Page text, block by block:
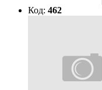
Код: 462